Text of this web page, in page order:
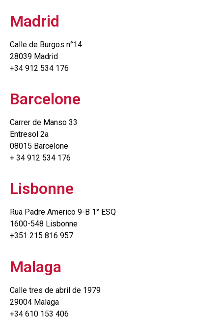
Madrid
Calle de Burgos n°14
28039 Madrid
+34 912 534 176
Barcelone
Carrer de Manso 33
Entresol 2a
08015 Barcelone
+ 34 912 534 176
Lisbonne
Rua Padre Americo 9-B 1° ESQ
1600-548 Lisbonne
+351 215 816 957
Malaga
Calle tres de abril de 1979
29004 Malaga
+34 610 153 406